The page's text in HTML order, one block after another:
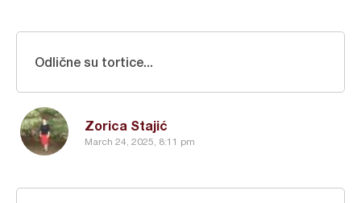
Zorica Stajić
March 24, 2025, 8:11 pm
Odlične su tortice...